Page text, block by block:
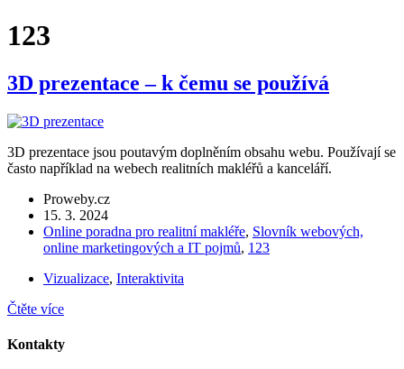
123
3D prezentace – k čemu se používá
3D prezentace jsou poutavým doplněním obsahu webu. Používají se
často například na webech realitních makléřů a kanceláří.
Proweby.cz
15. 3. 2024
Online poradna pro realitní makléře, Slovník webových,
online marketingových a IT pojmů, 123
Vizualizace, Interaktivita
Čtěte více
Kontakty